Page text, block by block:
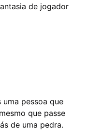
de jogador
pessoa que
que passe
de uma pedra.